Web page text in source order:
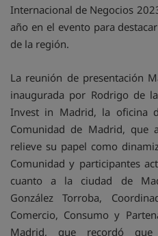
Internacional de Negocios
año en el evento para
de la región.
La reunión de presentación
inaugurada por Rodrigo de
Invest in Madrid, la oficina
Comunidad de Madrid, que
relieve su papel como
Comunidad y participantes
cuanto a la ciudad de
González Torroba,
Comercio, Consumo y
Madrid, que recordó